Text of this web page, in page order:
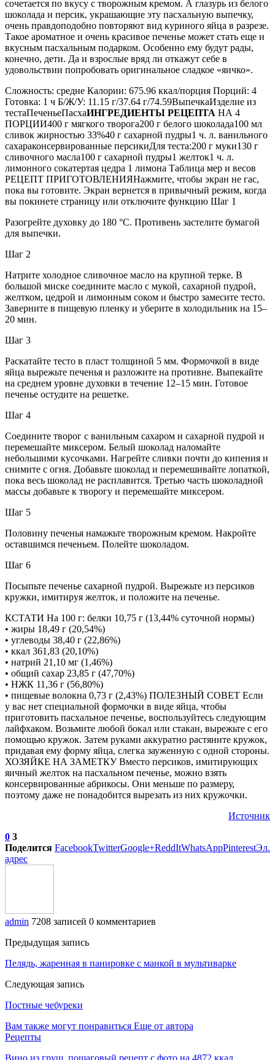
сочетается по вкусу с творожным кремом. А глазурь из белого
шоколада и персик, украшающие эту пасхальную выпечку,
очень правдоподобно повторяют вид куриного яйца в разрезе.
Такое ароматное и очень красивое печенье может стать еще и
вкусным пасхальным подарком. Особенно ему будут рады,
конечно, дети. Да и взрослые вряд ли откажут себе в
удовольствии попробовать оригинальное сладкое «яичко».
Сложность: средне Калории: 675.96 ккал/порция Порций: 4
Готовка: 1 ч Б/Ж/У: 11.15 г/37.64 г/74.59ВыпечкаИзделие из
тестаПеченьеПасхаИНГРЕДИЕНТЫ РЕЦЕПТА НА 4
ПОРЦИИ400 г мягкого творога200 г белого шоколада100 мл
сливок жирностью 33%40 г сахарной пудры1 ч. л. ванильного
сахараконсервированные персикиДля теста:200 г муки130 г
сливочного масла100 г сахарной пудры1 желток1 ч. л.
лимонного сокатертая цедра 1 лимона Таблица мер и весов
РЕЦЕПТ ПРИГОТОВЛЕНИЯНажмите, чтобы экран не гас,
пока вы готовите. Экран вернется в привычный режим, когда
вы покинете страницу или отключите функцию Шаг 1
Разогрейте духовку до 180 °C. Противень застелите бумагой
для выпечки.
Шаг 2
Натрите холодное сливочное масло на крупной терке. В
большой миске соедините масло с мукой, сахарной пудрой,
желтком, цедрой и лимонным соком и быстро замесите тесто.
Заверните в пищевую пленку и уберите в холодильник на 15–
20 мин.
Шаг 3
Раскатайте тесто в пласт толщиной 5 мм. Формочкой в виде
яйца вырежьте печенья и разложите на противне. Выпекайте
на среднем уровне духовки в течение 12–15 мин. Готовое
печенье остудите на решетке.
Шаг 4
Соедините творог с ванильным сахаром и сахарной пудрой и
перемешайте миксером. Белый шоколад наломайте
небольшими кусочками. Нагрейте сливки почти до кипения и
снимите с огня. Добавьте шоколад и перемешивайте лопаткой,
пока весь шоколад не расплавится. Третью часть шоколадной
массы добавьте к творогу и перемешайте миксером.
Шаг 5
Половину печенья намажьте творожным кремом. Накройте
оставшимся печеньем. Полейте шоколадом.
Шаг 6
Посыпьте печенье сахарной пудрой. Вырежьте из персиков
кружки, имитируя желток, и положите на печенье.
КСТАТИ На 100 г: белки 10,75 г (13,44% суточной нормы)
• жиры 18,49 г (20,54%)
• углеводы 38,40 г (22,86%)
• ккал 361,83 (20,10%)
• натрий 21,10 мг (1,46%)
• общий сахар 23,85 г (47,70%)
• НЖК 11,36 г (56,80%)
• пищевые волокна 0,73 г (2,43%) ПОЛЕЗНЫЙ СОВЕТ Если
у вас нет специальной формочки в виде яйца, чтобы
приготовить пасхальное печенье, воспользуйтесь следующим
лайфхаком. Возьмите любой бокал или стакан, вырежьте с его
помощью кружок. Затем руками аккуратно растяните кружок,
придавая ему форму яйца, слегка зауженную с одной стороны.
ХОЗЯЙКЕ НА ЗАМЕТКУ Вместо персиков, имитирующих
яичный желток на пасхальном печенье, можно взять
консервированные абрикосы. Они меньше по размеру,
поэтому даже не понадобится вырезать из них кружочки.
Источник
0 3
Поделится FacebookTwitterGoogle+ReddItWhatsAppPinterestЭл.
адрес
admin 7208 записей 0 комментариев
Предыдущая запись
Пелядь, жаренная в панировке с манкой в мультиварке
Следующая запись
Постные чебуреки
Вам также могут понравиться Еще от автора
Рецепты
Вино из груш, пошаговый рецепт с фото на 4872 ккал